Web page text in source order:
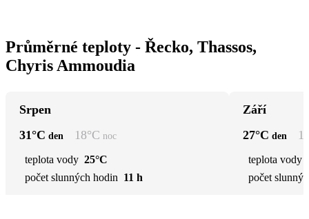
Průměrné teploty - Řecko, Thassos,
Chyris Ammoudia
Srpen
31°C den 18°C noc
teplota vody 25°C
počet slunných hodin 11 h
Září
27°C den
teplota vody
počet